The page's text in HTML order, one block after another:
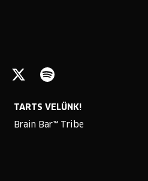
TARTS VELÜNK!
Brain Bar™ Tribe